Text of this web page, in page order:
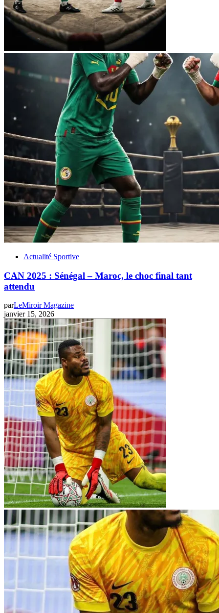
Actualité Sportive
CAN 2025 : Sénégal – Maroc, le choc final tant
attendu
parLeMiroir Magazine
janvier 15, 2026